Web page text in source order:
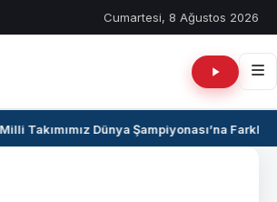
Cumartesi, 8 Ağustos 2026
Takımımız Dünya Şampiyonası’na Farklı